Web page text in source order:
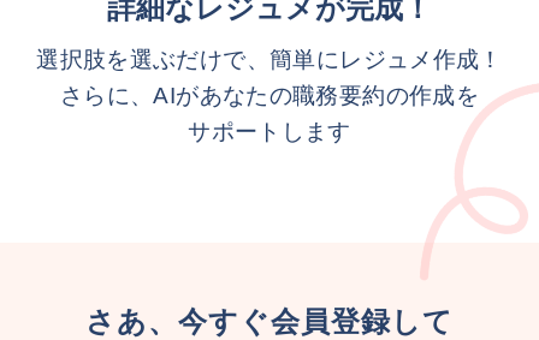
詳細なレジュメが完成！
選択肢を選ぶだけで、簡単にレジュメ作成！
さらに、AIがあなたの職務要約の作成を
サポートします
さあ、今すぐ会員登録して